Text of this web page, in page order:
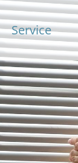
Service